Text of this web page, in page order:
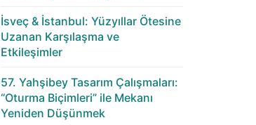
İsveç & İstanbul: Yüzyıllar Ötesine
Uzanan Karşılaşma ve
Etkileşimler
57. Yahşibey Tasarım Çalışmaları:
“Oturma Biçimleri” ile Mekanı
Yeniden Düşünmek